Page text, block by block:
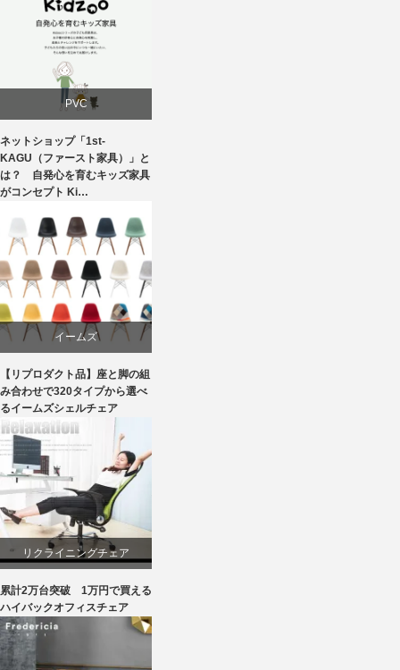
建築
椅子
PVC
学習椅子
椅子
ネットショップ「1st-
KAGU（ファースト家具）」と
は？ 自発心を育むキッズ家具
がコンセプト Ki…
イームズ
ダイニング
ライフスタイル
ワークチェア
椅子
【リプロダクト品】座と脚の組
み合わせで320タイプから選べ
るイームズシェルチェア
リクライニングチェア
ワークチェア
累計2万台突破 1万円で買える
ハイバックオフィスチェア